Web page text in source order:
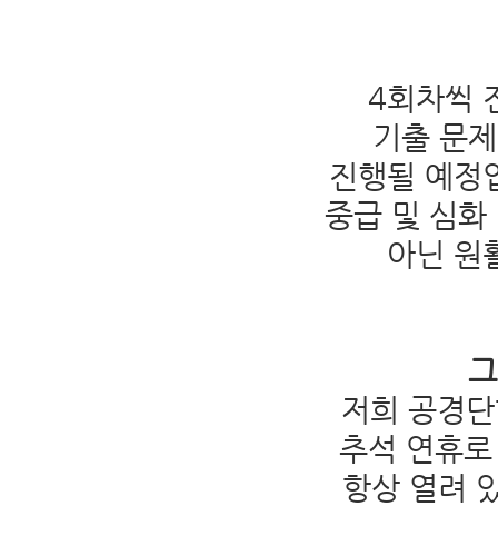
4회차씩
기출 문
진행될 예정
중급 및 심화
아닌 원
저희 공경
추석 연휴
항상 열려